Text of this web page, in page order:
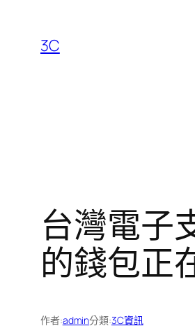
3C
台灣電子
的錢包正
作者:admin分類:3C資訊